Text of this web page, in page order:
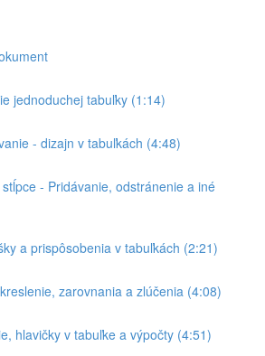
jednoduchej tabuľky (1:14)
- dizajn v tabuľkách (4:48)
- Pridávanie, odstránenie a iné
a prispôsobenia v tabuľkách (2:21)
zarovnania a zlúčenia (4:08)
hlavičky v tabuľke a výpočty (4:51)